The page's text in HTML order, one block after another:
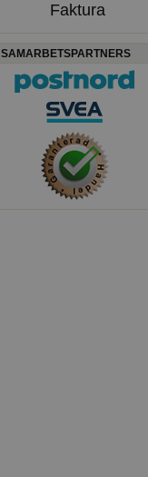
Faktura
SAMARBETSPARTNERS